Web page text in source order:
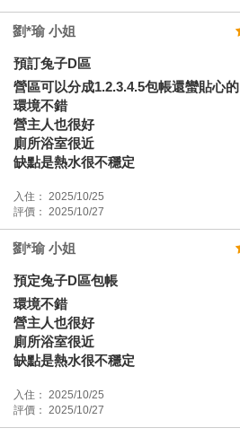
劉*瑜 小姐
預訂兔子D區
營區可以分成1.2.3.4.5包帳還蠻貼心的
環境不錯
營主人也很好
廁所浴室很近
缺點是熱水很不穩定
入住： 2025/10/25
評價： 2025/10/27
劉*瑜 小姐
預定兔子D區包帳
環境不錯
營主人也很好
廁所浴室很近
缺點是熱水很不穩定
入住： 2025/10/25
評價： 2025/10/27